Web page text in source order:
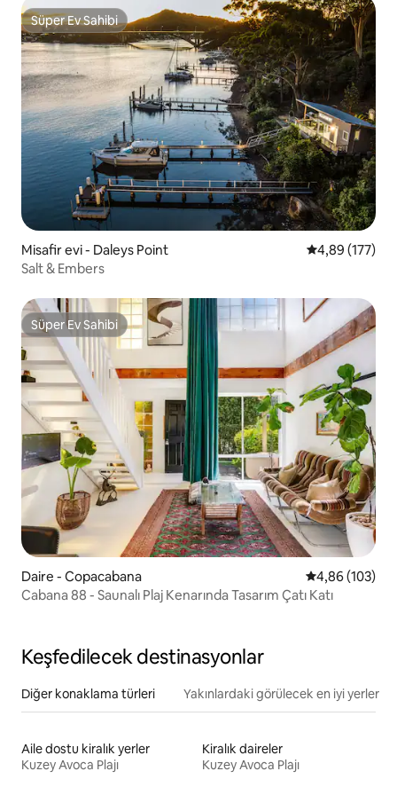
Süper Ev Sahibi
Süper Ev Sahibi
Misafir evi - Daleys Point 5 üzerinden
4,89 (177)
Salt & Embers
Süper Ev Sahibi
Süper Ev Sahibi
Daire - Copacabana 5 üzerinden
4,86 (103)
Cabana 88 - Saunalı Plaj Kenarında Tasarım Çatı Katı
Keşfedilecek destinasyonlar
Diğer konaklama türleri Yakınlardaki görülecek en iyi yerler
Aile dostu kiralık yerler
Kuzey Avoca Plajı
Kiralık daireler
Kuzey Avoca Plajı